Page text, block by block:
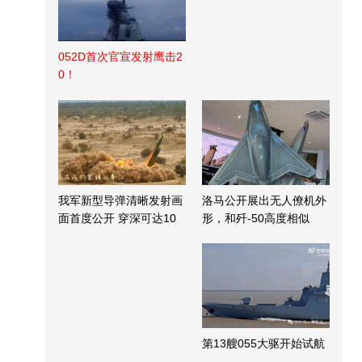
052D首次官宣发射鹰击2
0！
我军新型导弹清晰发射画
面首度公开 穿深可达10
洛马公开展出无人僚机外
形，和歼-50高度相似
第13艘055大驱开始试航